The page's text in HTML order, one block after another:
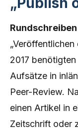
2017
Aufsätze in
Peer-Review.
einen Artikel in
Zeitschrift oder